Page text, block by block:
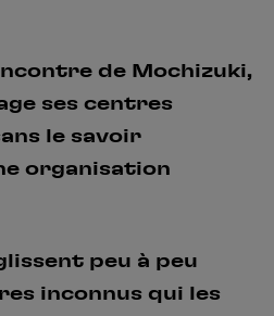
de Mochizuki,
ses centres
le savoir
organisation
peu à peu
inconnus qui les